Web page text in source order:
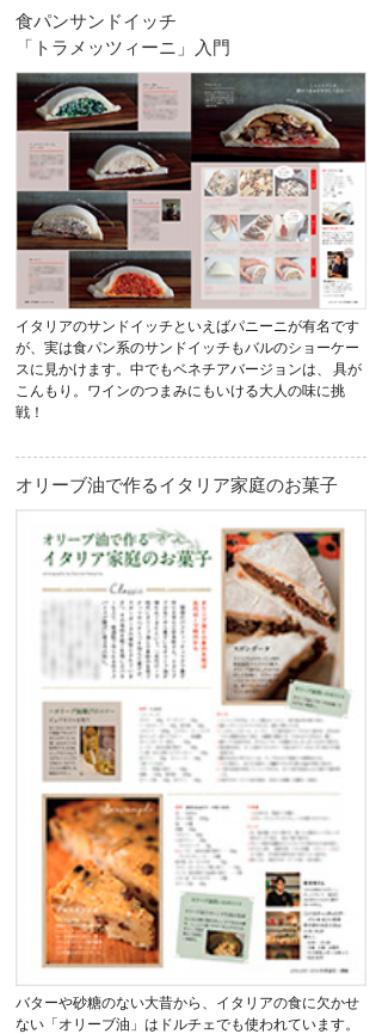
食パンサンドイッチ
「トラメッツィーニ」入門
イタリアのサンドイッチといえばパニーニが有名です
が、実は食パン系のサンドイッチもバルのショーケー
スに見かけます。中でもベネチアバージョンは、 具が
こんもり。ワインのつまみにもいける大人の味に挑
戦！
オリーブ油で作るイタリア家庭のお菓子
バターや砂糖のない大昔から、イタリアの食に欠かせ
ない「オリーブ油」はドルチェでも使われています。